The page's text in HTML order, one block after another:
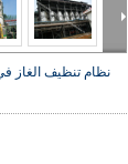
نظام تنظيف الغاز